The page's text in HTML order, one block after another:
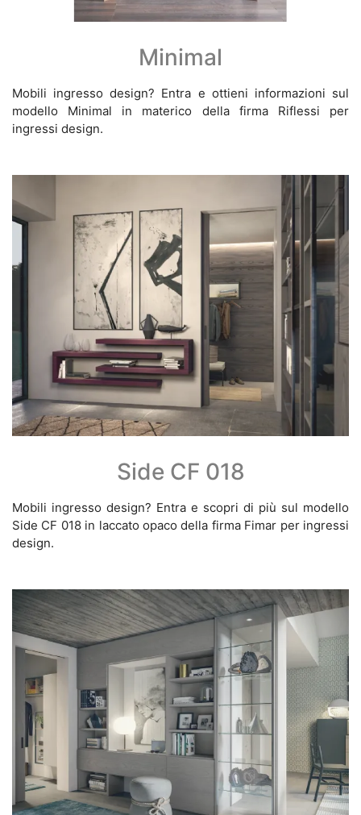
Minimal
Mobili ingresso design? Entra e ottieni informazioni sul
modello Minimal in materico della firma Riflessi per
ingressi design.
Side CF 018
Mobili ingresso design? Entra e scopri di più sul modello
Side CF 018 in laccato opaco della firma Fimar per ingressi
design.